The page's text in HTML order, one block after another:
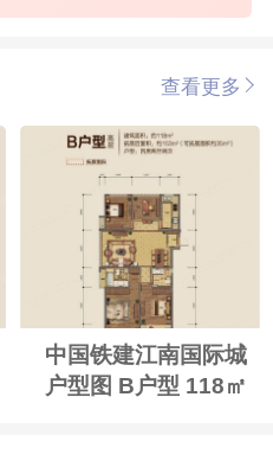
查看更多
中国铁建江南国际城
户型图 B户型 118㎡